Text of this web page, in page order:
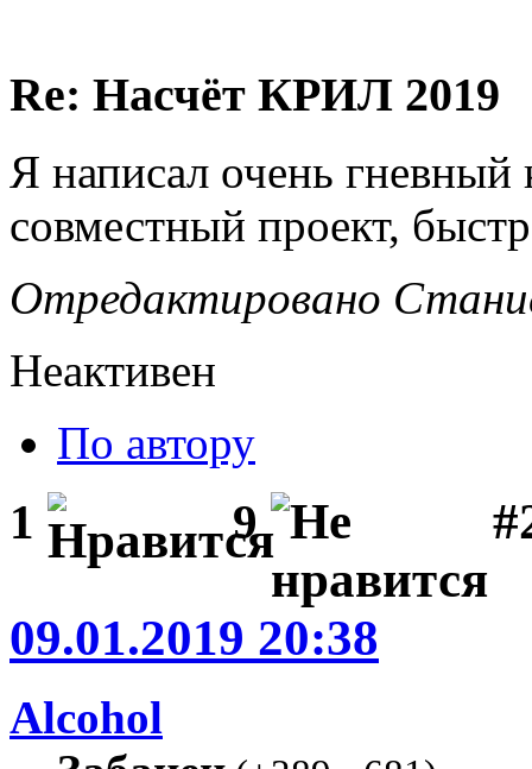
Re: Насчёт КРИЛ 2019
Я написал очень
совместный проект,
Отредактировано
Неактивен
По автору
1 9
09.01.2019 20:38
Alcohol